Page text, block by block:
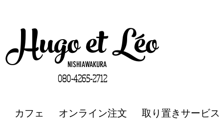
Hugo et Léo
NISHIAWAKURA
080-4265-2712
カフェ オンライン注文 取り置きサービス